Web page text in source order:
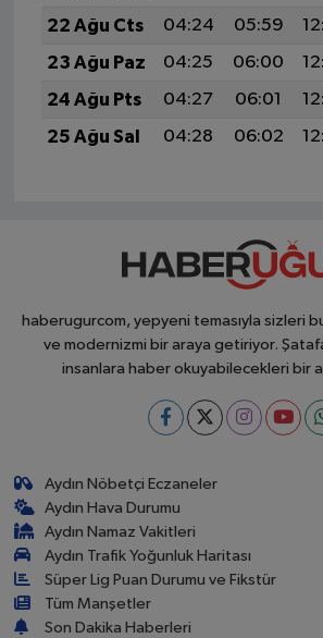
22 Ağu Cts
04:24 05:59
23 Ağu Paz
04:25 06:00
24 Ağu Pts
04:27 06:01
25 Ağu Sal
04:28 06:02
haberugurcom, yepyeni temasıyla sizleri
ve modernizmi bir araya getiriyor.
insanlara haber okuyabilecekleri bir
Aydın Nöbetçi Eczaneler
Aydın Hava Durumu
Aydın Namaz Vakitleri
Aydın Trafik Yoğunluk Haritası
Süper Lig Puan Durumu ve Fikstür
Tüm Manşetler
Son Dakika Haberleri